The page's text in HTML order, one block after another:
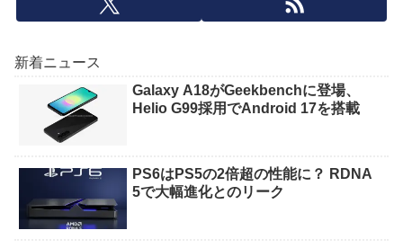
新着ニュース
Galaxy A18がGeekbenchに登場、
Helio G99採用でAndroid 17を搭載
PS6はPS5の2倍超の性能に？ RDNA
5で大幅進化とのリーク